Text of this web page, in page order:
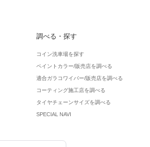
調べる・探す
コイン洗車場を探す
ペイントカラー/販売店を調べる
適合ガラコワイパー/販売店を調べる
コーティング施工店を調べる
タイヤチェーンサイズを調べる
SPECIAL NAVI